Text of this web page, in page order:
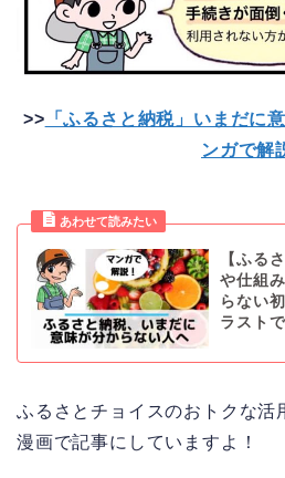
>> 「ふるさと納税」いまだに
ンガで解
【ふる
や仕組
らない
ラスト
ふるさとチョイスのおトクな活
漫画で記事にしていますよ！